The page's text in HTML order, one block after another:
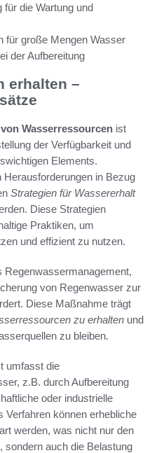
für die Wartung und
für große Mengen Wasser
der Aufbereitung
erhalten –
Wasserressourcen ist
der Verfügbarkeit und
Elements.
in Bezug
Strategien für Wassererhalt
Diese Strategien
Praktiken, um
und effizient zu nutzen.
Regenwassermanagement,
von Regenwasser zur
Diese Maßnahme trägt
zu erhalten und
zu bleiben.
umfasst die
z.B. durch Aufbereitung
oder industrielle
Verfahren können erhebliche
werden, was nicht nur den
sondern auch die Belastung